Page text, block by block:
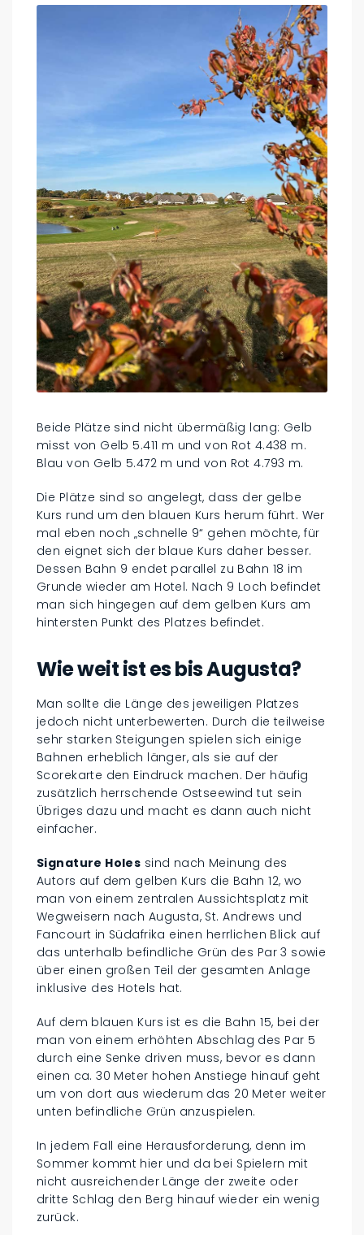
Beide Plätze sind nicht übermäßig lang: Gelb
misst von Gelb 5.411 m und von Rot 4.438 m.
Blau von Gelb 5.472 m und von Rot 4.793 m.
Die Plätze sind so angelegt, dass der gelbe
Kurs rund um den blauen Kurs herum führt. Wer
mal eben noch „schnelle 9“ gehen möchte, für
den eignet sich der blaue Kurs daher besser.
Dessen Bahn 9 endet parallel zu Bahn 18 im
Grunde wieder am Hotel. Nach 9 Loch befindet
man sich hingegen auf dem gelben Kurs am
hintersten Punkt des Platzes befindet.
Wie weit ist es bis Augusta?
Man sollte die Länge des jeweiligen Platzes
jedoch nicht unterbewerten. Durch die teilweise
sehr starken Steigungen spielen sich einige
Bahnen erheblich länger, als sie auf der
Scorekarte den Eindruck machen. Der häufig
zusätzlich herrschende Ostseewind tut sein
Übriges dazu und macht es dann auch nicht
einfacher.
Signature Holes sind nach Meinung des
Autors auf dem gelben Kurs die Bahn 12, wo
man von einem zentralen Aussichtsplatz mit
Wegweisern nach Augusta, St. Andrews und
Fancourt in Südafrika einen herrlichen Blick auf
das unterhalb befindliche Grün des Par 3 sowie
über einen großen Teil der gesamten Anlage
inklusive des Hotels hat.
Auf dem blauen Kurs ist es die Bahn 15, bei der
man von einem erhöhten Abschlag des Par 5
durch eine Senke driven muss, bevor es dann
einen ca. 30 Meter hohen Anstiege hinauf geht
um von dort aus wiederum das 20 Meter weiter
unten befindliche Grün anzuspielen.
In jedem Fall eine Herausforderung, denn im
Sommer kommt hier und da bei Spielern mit
nicht ausreichender Länge der zweite oder
dritte Schlag den Berg hinauf wieder ein wenig
zurück.